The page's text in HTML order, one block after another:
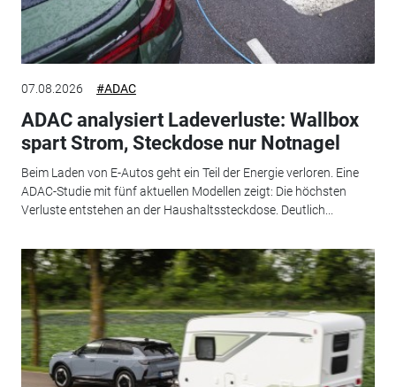
07.08.2026 #ADAC
ADAC analysiert Ladeverluste: Wallbox
spart Strom, Steckdose nur Notnagel
Beim Laden von E-Autos geht ein Teil der Energie verloren. Eine
ADAC-Studie mit fünf aktuellen Modellen zeigt: Die höchsten
Verluste entstehen an der Haushaltssteckdose. Deutlich...